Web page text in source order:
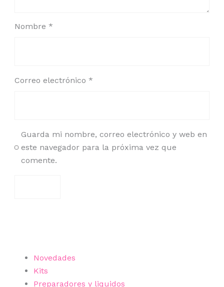
Nombre *
Correo electrónico *
Guarda mi nombre, correo electrónico y web en
este navegador para la próxima vez que
comente.
Novedades
Kits
Preparadores y liquidos